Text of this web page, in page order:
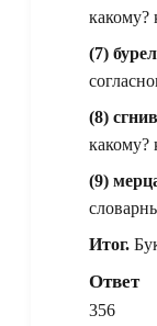
какому?
(7)
(8)
какому?
(9)
Итог.
Ответ
356